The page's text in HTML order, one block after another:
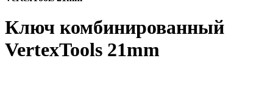
Ключ комбинированный
VertexTools 21mm